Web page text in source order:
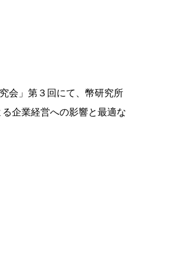
会」第３回にて、幣研究所
企業経営への影響と最適な